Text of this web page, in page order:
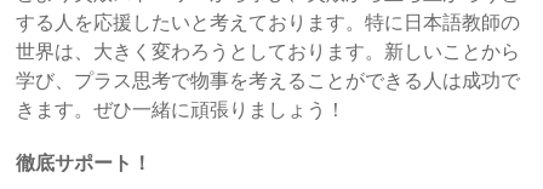
する人を応援したいと考えております。特に日本語教師の
世界は、大きく変わろうとしております。新しいことから
学び、プラス思考で物事を考えることができる人は成功で
きます。ぜひ一緒に頑張りましょう！
徹底サポート！